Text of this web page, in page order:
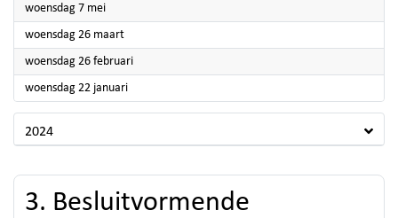
woensdag 7 mei2025
woensdag 26 maart2025
woensdag 26 februari2025
woensdag 22 januari2025
2024
3. Besluitvormende